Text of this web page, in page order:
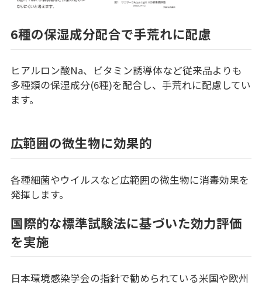
6種の保湿成分配合で手荒れに配慮
ヒアルロン酸Na、ビタミン誘導体など従来品よりも
多種類の保湿成分(6種)を配合し、手荒れに配慮してい
ます。
広範囲の微生物に効果的
各種細菌やウイルスなど広範囲の微生物に消毒効果を
発揮します。
国際的な標準試験法に基づいた効力評価
を実施
日本環境感染学会の指針で勧められている米国や欧州